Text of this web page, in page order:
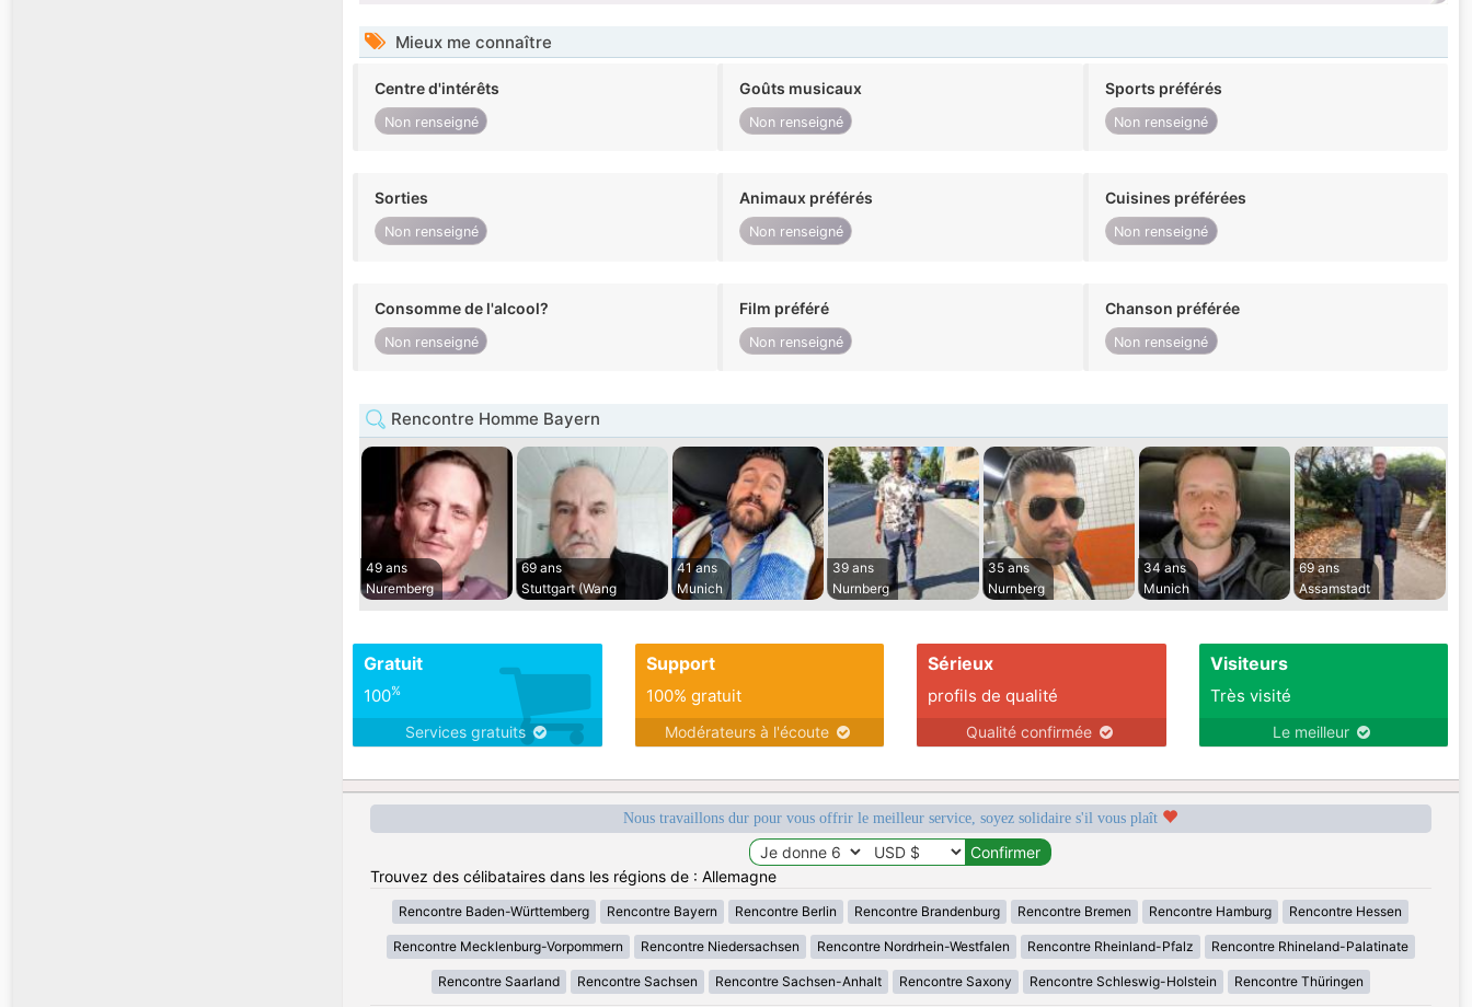
Mieux me connaître
Centre d'intérêts
Non renseigné
Goûts musicaux
Non renseigné
Sports préférés
Non renseigné
Sorties
Non renseigné
Animaux préférés
Non renseigné
Cuisines préférées
Non renseigné
Consomme de l'alcool?
Non renseigné
Film préféré
Non renseigné
Chanson préférée
Non renseigné
Rencontre Homme Bayern
49 ans
Nuremberg
69 ans
Stuttgart (Wang
41 ans
Munich
39 ans
Nurnberg
35 ans
Nurnberg
34 ans
Munich
69 ans
Assamstadt
Gratuit
100%
Services gratuits
Support
100% gratuit
Modérateurs à l'écoute
Sérieux
profils de qualité
Qualité confirmée
Visiteurs
Très visité
Le meilleur
Nous travaillons dur pour vous offrir le meilleur service, soyez solidaire s'il vous plaît
Trouvez des célibataires dans les régions de : Allemagne
Rencontre Baden-Württemberg Rencontre Bayern Rencontre Berlin Rencontre Brandenburg Rencontre Bremen Rencontre Hamburg Rencontre Hessen
Rencontre Mecklenburg-Vorpommern Rencontre Niedersachsen Rencontre Nordrhein-Westfalen Rencontre Rheinland-Pfalz Rencontre Rhineland-Palatinate
Rencontre Saarland Rencontre Sachsen Rencontre Sachsen-Anhalt Rencontre Saxony Rencontre Schleswig-Holstein Rencontre Thüringen